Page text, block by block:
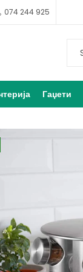
074 244 925
Гаџети